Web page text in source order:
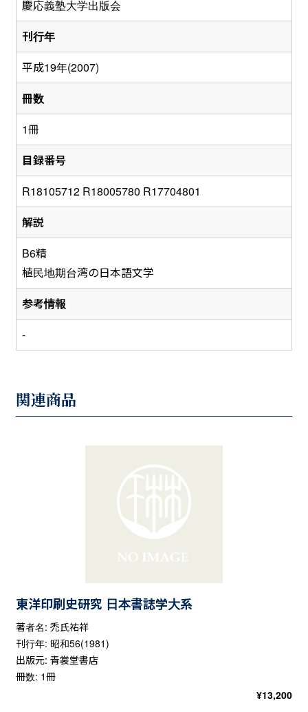
慶応義塾大学出版会
刊行年
平成19年(2007)
冊数
1冊
目録番号
R18105712 R18005780 R17704801
解説
B6精
植民地期台湾の日本語文学
参考情報
-
関連商品
東洋印刷史研究 日本書誌学大系
著者名: 禿氏祐祥
刊行年: 昭和56(1981)
出版元: 青裳堂書店
冊数: 1冊
¥13,200